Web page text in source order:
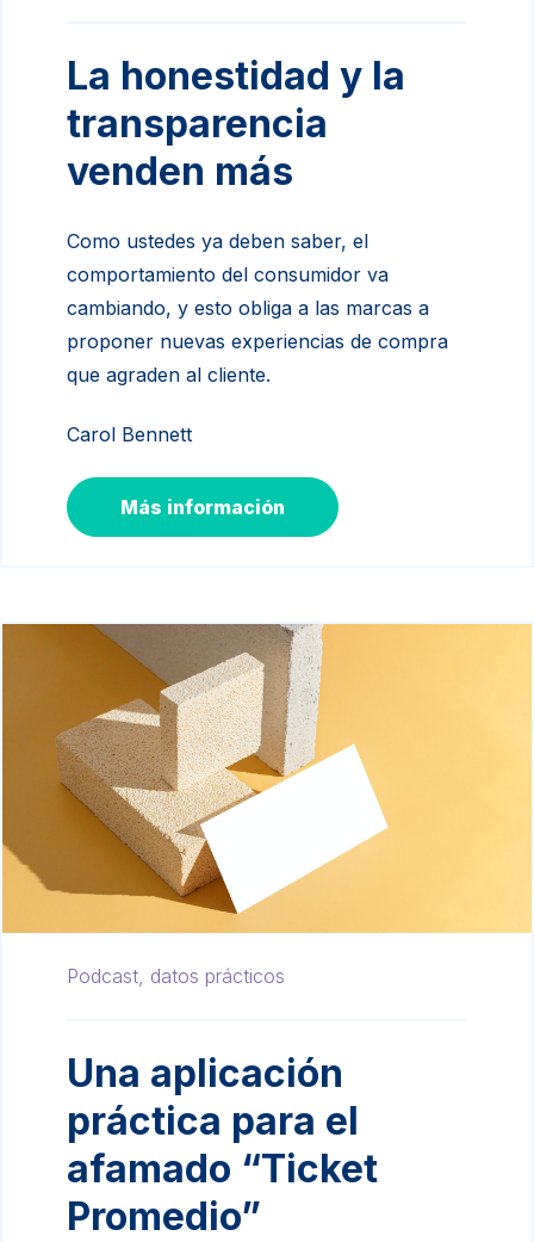
La honestidad y la
transparencia
venden más
Como ustedes ya deben saber, el
comportamiento del consumidor va
cambiando, y esto obliga a las marcas a
proponer nuevas experiencias de compra
que agraden al cliente.
Carol Bennett
Más información
Podcast, datos prácticos
Una aplicación
práctica para el
afamado “Ticket
Promedio”